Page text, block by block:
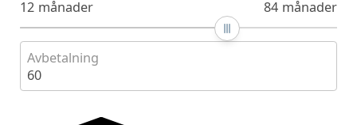
12 månader 84 månader
Avbetalning
60